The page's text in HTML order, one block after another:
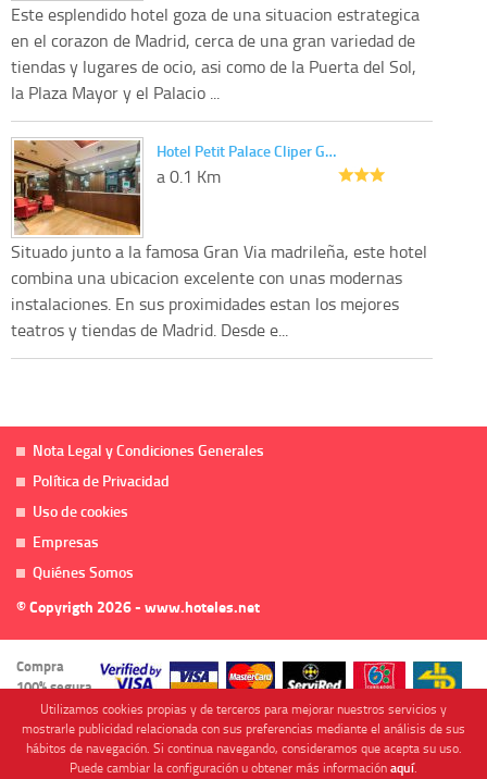
Este esplendido hotel goza de una situacion estrategica
en el corazon de Madrid, cerca de una gran variedad de
tiendas y lugares de ocio, asi como de la Puerta del Sol,
la Plaza Mayor y el Palacio ...
Hotel Petit Palace Cliper G…
a 0.1 Km
Situado junto a la famosa Gran Via madrileña, este hotel
combina una ubicacion excelente con unas modernas
instalaciones. En sus proximidades estan los mejores
teatros y tiendas de Madrid. Desde e...
Nota Legal y Condiciones Generales
Política de Privacidad
Uso de cookies
Empresas
Quiénes Somos
© Copyrigth 2026 - www.hoteles.net
Compra
100% segura
Utilizamos cookies propias y de terceros para mejorar nuestros servicios y
mostrarle publicidad relacionada con sus preferencias mediante el análisis de sus
hábitos de navegación. Si continua navegando, consideramos que acepta su uso.
Puede cambiar la configuración u obtener más informaciónaquí.